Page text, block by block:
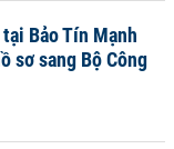
Bảo Tín Mạnh
sơ sang Bộ Công